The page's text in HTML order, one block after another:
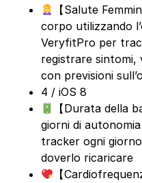
【Salute
corpo utilizzando
VeryfitPro per
registrare sintomi,
con previsioni
4 / iOS 8
【Durata della
giorni di
tracker ogni
doverlo ricaricare
【